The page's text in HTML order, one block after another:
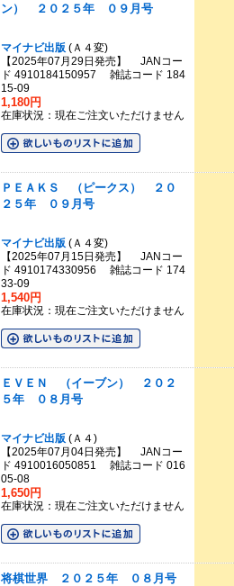
ン） ２０２５年 ０９月号
マイナビ出版(Ａ４変)
【2025年07月29日発売】 JANコー
ド 4910184150957 雑誌コード 184
15-09
1,180円
在庫状況：現在ご注文いただけません
ＰＥＡＫＳ （ピークス） ２０
２５年 ０９月号
マイナビ出版(Ａ４変)
【2025年07月15日発売】 JANコー
ド 4910174330956 雑誌コード 174
33-09
1,540円
在庫状況：現在ご注文いただけません
ＥＶＥＮ （イーブン） ２０２
５年 ０８月号
マイナビ出版(Ａ４)
【2025年07月04日発売】 JANコー
ド 4910016050851 雑誌コード 016
05-08
1,650円
在庫状況：現在ご注文いただけません
将棋世界 ２０２５年 ０８月号